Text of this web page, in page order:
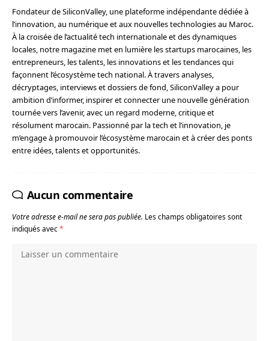
Fondateur de SiliconValley, une plateforme indépendante dédiée à
l’innovation, au numérique et aux nouvelles technologies au Maroc.
À la croisée de l’actualité tech internationale et des dynamiques
locales, notre magazine met en lumière les startups marocaines, les
entrepreneurs, les talents, les innovations et les tendances qui
façonnent l’écosystème tech national. À travers analyses,
décryptages, interviews et dossiers de fond, SiliconValley a pour
ambition d’informer, inspirer et connecter une nouvelle génération
tournée vers l’avenir, avec un regard moderne, critique et
résolument marocain. Passionné par la tech et l’innovation, je
m’engage à promouvoir l’écosystème marocain et à créer des ponts
entre idées, talents et opportunités.
Aucun commentaire
Votre adresse e-mail ne sera pas publiée. Les champs obligatoires sont
indiqués avec*